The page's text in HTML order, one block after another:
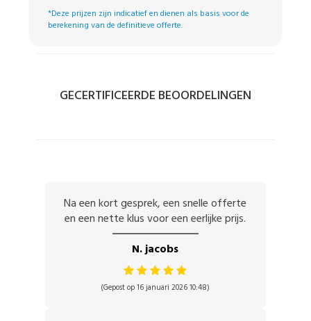
*Deze prijzen zijn indicatief en dienen als basis voor de
berekening van de definitieve offerte.
GECERTIFICEERDE BEOORDELINGEN
Na een kort gesprek, een snelle offerte
en een nette klus voor een eerlijke prijs.
N. jacobs
(Gepost op 16 januari 2026 10:48)